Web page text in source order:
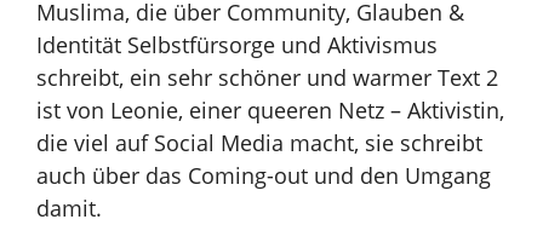
Muslima, die über Community, Glauben &
Identität Selbstfürsorge und Aktivismus
schreibt, ein sehr schöner und warmer Text 2
ist von Leonie, einer queeren Netz – Aktivistin,
die viel auf Social Media macht, sie schreibt
auch über das Coming-out und den Umgang
damit.